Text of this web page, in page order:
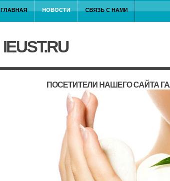
ГЛАВНАЯ НОВОСТИ СВЯЗЬ С НАМИ
IEUST.RU
ПОСЕТИТЕЛИ НАШЕГО САЙТА